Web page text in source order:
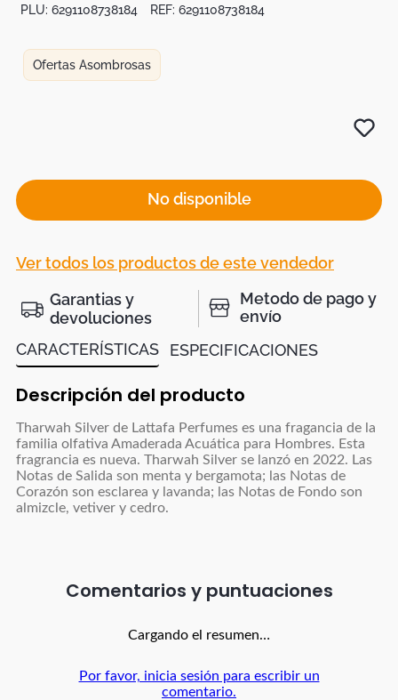
PLU: 6291108738184 REF: 6291108738184
Ofertas Asombrosas
No disponible
Ver todos los productos de este vendedor
Garantias y
devoluciones
Metodo de pago y
envío
CARACTERÍSTICAS
ESPECIFICACIONES
Descripción del producto
Tharwah Silver de Lattafa Perfumes es una fragancia de la
familia olfativa Amaderada Acuática para Hombres. Esta
fragrancia es nueva. Tharwah Silver se lanzó en 2022. Las
Notas de Salida son menta y bergamota; las Notas de
Corazón son esclarea y lavanda; las Notas de Fondo son
almizcle, vetiver y cedro.
Comentarios
Cargando el resumen…
Por favor, inicia sesión para escribir un
comentario.